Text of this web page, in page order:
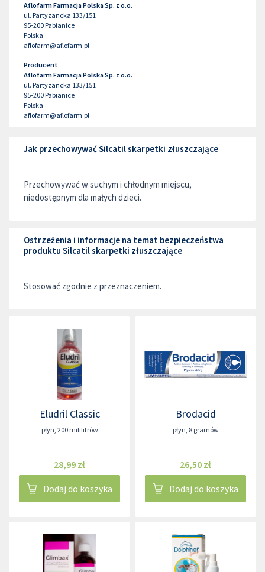
Aflofarm Farmacja Polska Sp. z o.o.
ul. Partyzancka 133/151
95-200Pabianice
Polska
aflofarm@aflofarm.pl
Producent
Aflofarm Farmacja Polska Sp. z o.o.
ul. Partyzancka 133/151
95-200Pabianice
Polska
aflofarm@aflofarm.pl
Jak przechowywać Silcatil skarpetki złuszczające
Przechowywać w suchym i chłodnym miejscu,
niedostępnym dla małych dzieci.
Ostrzeżenia i informacje na temat bezpieczeństwa
produktu Silcatil skarpetki złuszczające
Stosować zgodnie z przeznaczeniem.
Eludril Classic
płyn, 200 mililitrów
28,99 zł
Dodaj do koszyka
Brodacid
płyn, 8 gramów
26,50 zł
Dodaj do koszyka